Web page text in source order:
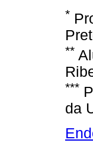
*
**
***
da